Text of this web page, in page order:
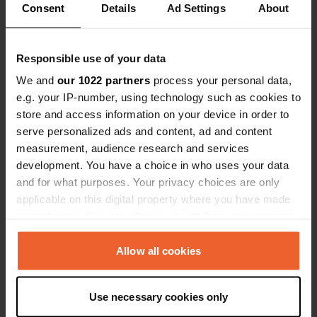
Consent Details Ad Settings About
Responsible use of your data
We and our 1022 partners process your personal data,
e.g. your IP-number, using technology such as cookies to
store and access information on your device in order to
serve personalized ads and content, ad and content
measurement, audience research and services
development. You have a choice in who uses your data
and for what purposes. Your privacy choices are only
applicable on this digital property where you have made
any time from the Cookie Declaration or by clicking on
the Privacy trigger icon.
Collect information about your geographical location
Allow all cookies
Use necessary cookies only
Contact
Locatie
De Aak
7622 GM, Borne, Nederland
Coördinaten
Kopiëren
Sitecode